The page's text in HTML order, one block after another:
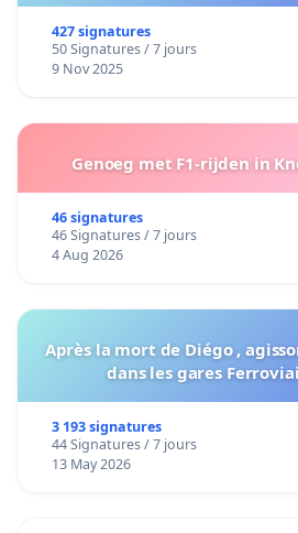
427 signatures
50 Signatures / 7 jours
9 Nov 2025
Genoeg met F1-rijden in
46 signatures
46 Signatures / 7 jours
4 Aug 2026
Après la mort de Diégo ,
dans les gares
3 193 signatures
44 Signatures / 7 jours
13 May 2026